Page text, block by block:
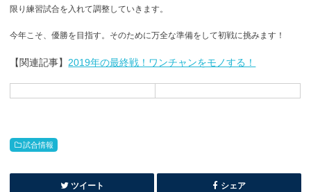
限り練習試合を入れて調整していきます。
今年こそ、優勝を目指す。そのために万全な準備をして初戦に挑みます！
【関連記事】 2019年の最終戦！ワンチャンをモノする！
試合情報
ツイート シェア